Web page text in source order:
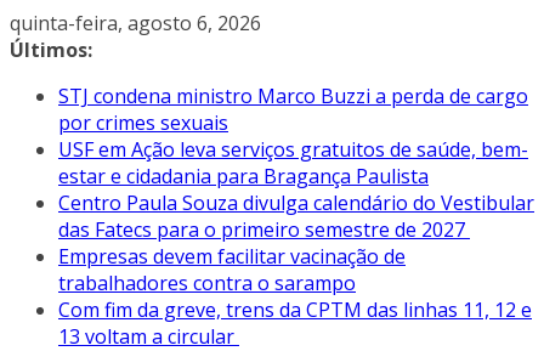
Pular
para
conteúdo
quinta-feira, agosto 6, 2026
Últimos:
STJ condena ministro Marco Buzzi a perda de cargo
por crimes sexuais
USF em Ação leva serviços gratuitos de saúde, bem-
estar e cidadania para Bragança Paulista
Centro Paula Souza divulga calendário do Vestibular
das Fatecs para o primeiro semestre de 2027
Empresas devem facilitar vacinação de
trabalhadores contra o sarampo
Com fim da greve, trens da CPTM das linhas 11, 12 e
13 voltam a circular